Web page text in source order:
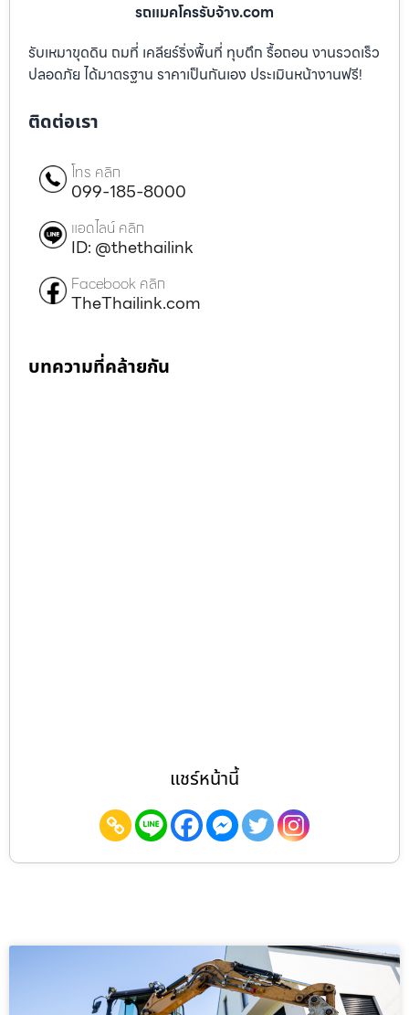
รถแมคโครรับจ้าง.com
รับเหมาขุดดิน ถมที่ เคลียร์ริ่งพื้นที่ ทุบตึก รื้อถอน งานรวดเร็ว
ปลอดภัย ได้มาตรฐาน ราคาเป็นกันเอง ประเมินหน้างานฟรี!
ติดต่อเรา
โทร คลิก
099-185-8000
แอดไลน์ คลิก
ID: @thethailink
Facebook คลิก
TheThailink.com
บทความที่คล้ายกัน
แชร์หน้านี้